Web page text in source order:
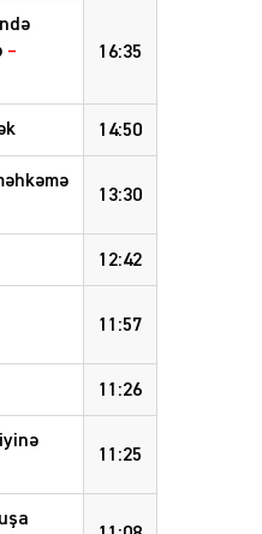
16:35
–
14:50
13:30
12:42
11:57
11:26
11:25